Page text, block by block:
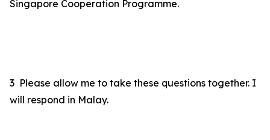
Singapore Cooperation Programme.
3 Please allow me to take these questions together. I
will respond in Malay.